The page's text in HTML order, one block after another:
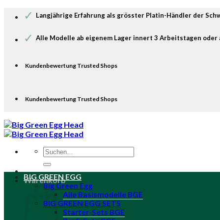
Inhalt
✓ Langjährige Erfahrung als grösster Platin-Händler der
✓ Alle Modelle ab eigenem Lager innert 3 Arbeitstagen oder
Kundenbewertung Trusted Shops
Kundenbewertung Trusted Shops
Suche
nach:
Warenkorb
BIG GREEN EGG
Big Green Egg
Alle Basismodelle BGE
BIG GREEN EGG SETS
Starter-Sets BGE